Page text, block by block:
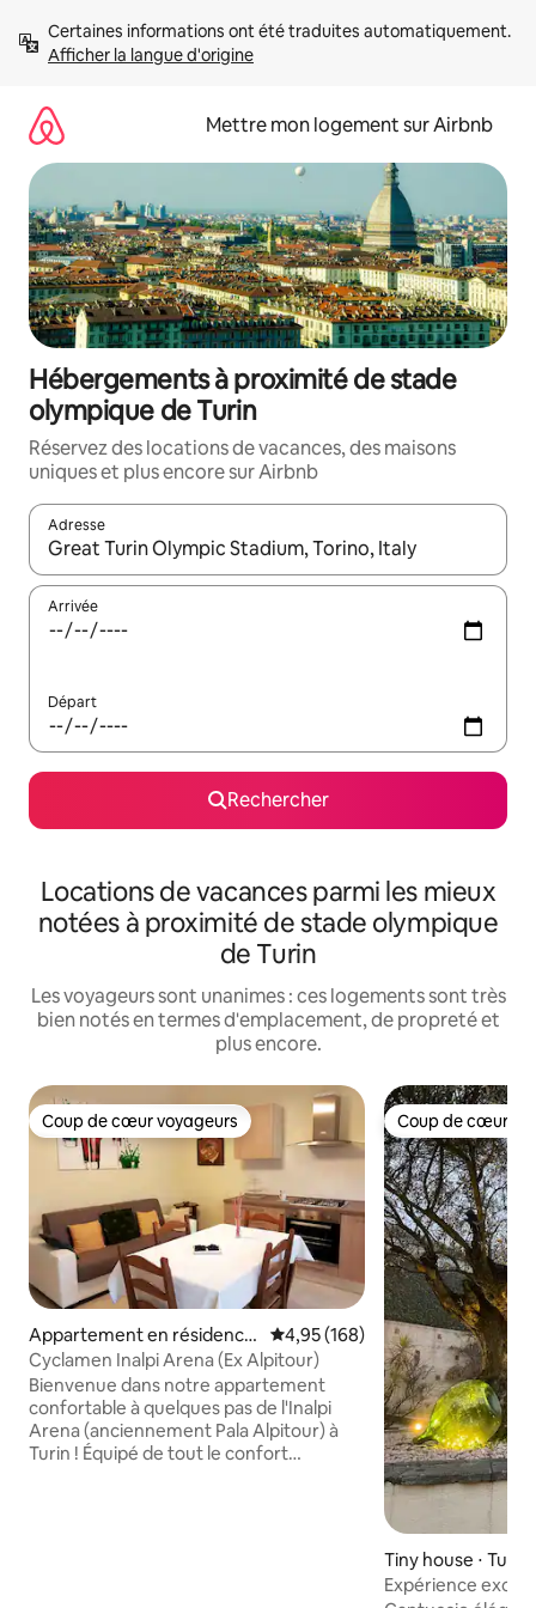
directement
Afficher la langue d'origine
Mettre mon logement sur Airbnb
Hébergements à proximité de stade
olympique de Turin
Réservez des locations de vacances, des maisons
uniques et plus encore sur Airbnb
Adresse
Lorsque les résultats s'affichent, utilisez les flèches vers le
Arrivée
Départ
Rechercher
Locations de vacances parmi les mieux
notées à proximité de stade olympique
de Turin
Les voyageurs sont unanimes : ces logements sont très
bien notés en termes d'emplacement, de propreté et
plus encore.
Coup de cœur voyageurs
Coup de cœur voyageurs
Appartement en résidence
⋅ Turin
Évaluation moyenne sur la
4,95 (168)
Cyclamen Inalpi Arena (Ex Alpitour)
Bienvenue dans notre appartement
confortable à quelques pas de l'Inalpi
Arena (anciennement Pala Alpitour) à
Turin ! Équipé de tout le confort
Coup de cœur
Coup de cœur
Tiny house ⋅ Turin
Expérience